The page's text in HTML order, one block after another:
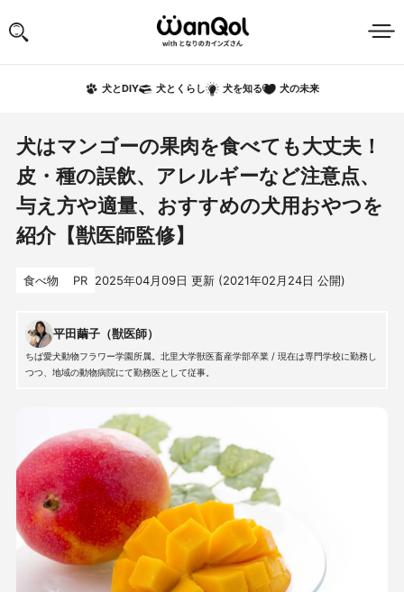
犬とDIY 犬とくらし 犬を知る 犬の未来
犬はマンゴーの果肉を食べても大丈夫！
皮・種の誤飲、アレルギーなど注意点、
与え方や適量、おすすめの犬用おやつを
紹介【獣医師監修】
食べ物 PR 2025年04月09日 更新 (2021年02月24日 公開)
平田繭子（獣医師）
ちば愛犬動物フラワー学園所属。北里大学獣医畜産学部卒業 / 現在は専門学校に勤務し
つつ、地域の動物病院にて勤務医として従事。